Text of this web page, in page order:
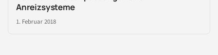
Anreizsysteme
1. Februar 2018